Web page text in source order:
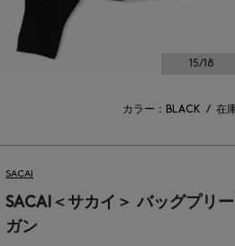
15/18
カラー：BLACK / 在
SACAI
SACAI＜サカイ＞ バッグプリ
ガン